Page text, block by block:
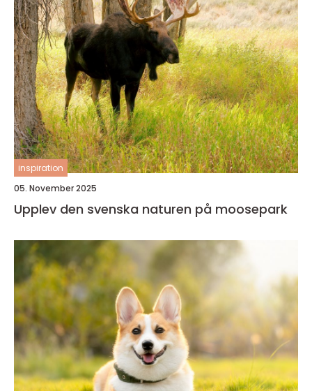
inspiration
05. November 2025
Upplev den svenska naturen på moosepark